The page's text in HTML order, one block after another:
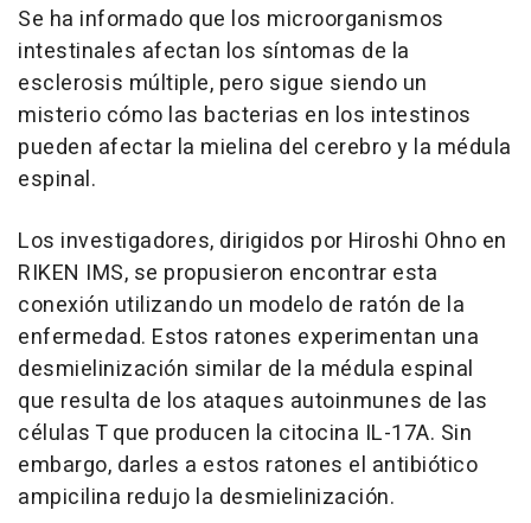
Se ha informado que los microorganismos
intestinales afectan los síntomas de la
esclerosis múltiple, pero sigue siendo un
misterio cómo las bacterias en los intestinos
pueden afectar la mielina del cerebro y la médula
espinal.
Los investigadores, dirigidos por Hiroshi Ohno en
RIKEN IMS, se propusieron encontrar esta
conexión utilizando un modelo de ratón de la
enfermedad. Estos ratones experimentan una
desmielinización similar de la médula espinal
que resulta de los ataques autoinmunes de las
células T que producen la citocina IL-17A. Sin
embargo, darles a estos ratones el antibiótico
ampicilina redujo la desmielinización.